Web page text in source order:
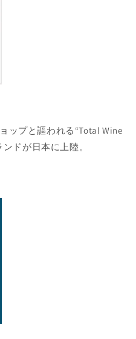
ップと謳われる“Total Wine
ドが日本に上陸。